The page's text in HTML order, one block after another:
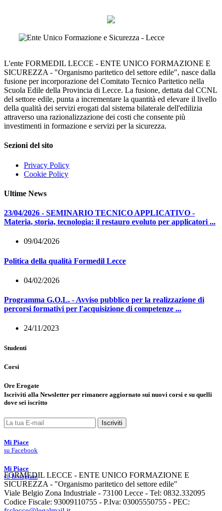
L'ente FORMEDIL LECCE - ENTE UNICO FORMAZIONE E
SICUREZZA - "Organismo paritetico del settore edile", nasce dalla
fusione per incorporazione del Comitato Tecnico Paritetico nella
Scuola Edile della Provincia di Lecce. La fusione, dettata dal CCNL
del settore edile, punta a incrementare la quantità ed elevare il livello
della qualità dei servizi erogati dal sistema bilaterale dell'edilizia
attraverso una razionalizzazione dei costi che consente più
investimenti in formazione e servizi per la sicurezza.
Sezioni del sito
Privacy Policy
Cookie Policy
Ultime News
23/04/2026 - SEMINARIO TECNICO APPLICATIVO -
Materia, storia, tecnologia: il restauro evoluto per applicatori ...
09/04/2026
Politica della qualità Formedil Lecce
04/02/2026
Programma G.O.L. - Avviso pubblico per la realizzazione di
percorsi formativi per l'acquisizione di competenze ...
24/11/2023
Studenti
Corsi
Ore Erogate
Iscriviti alla Newsletter per rimanere aggiornato sui nuovi corsi e su quelli
dove sei iscritto
Iscriviti
Mi Piace
su Facebook
Mi Piace
su Instagram
FORMEDIL LECCE - ENTE UNICO FORMAZIONE E
SICUREZZA - "Organismo paritetico del settore edile"
Viale Belgio Zona Industriale - 73100 Lecce - Tel: 0832.332095
Codice Fiscale: 93009110755 - P.Iva: 03005550755 - PEC: